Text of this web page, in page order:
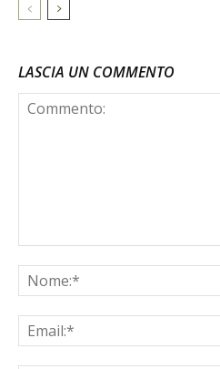
LASCIA UN COMMENTO